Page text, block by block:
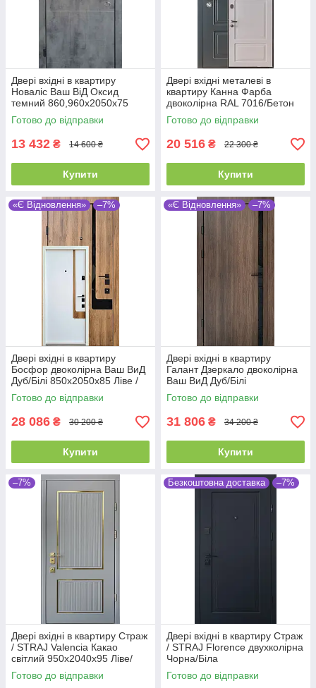
Двері вхідні в квартиру
Новаліс Ваш ВіД Оксид
темний 860,960х2050х75
Ліве/Праве
Готово до відправки
13 432 ₴ 14 600 ₴
Купити
Двері вхідні металеві в
квартиру Канна Фарба
двоколірна RAL 7016/Бетон
крем 850/950х2040х100 Ліве/
Праве
Готово до відправки
20 516 ₴ 22 300 ₴
Купити
«Є Відновлення» –7%
Двері вхідні в квартиру
Босфор двоколірна Ваш ВиД
Дуб/Білі 850х2050х85 Ліве /
Праве
Готово до відправки
28 086 ₴ 30 200 ₴
Купити
«Є Відновлення» –7%
Двері вхідні в квартиру
Галант Дзеркало двоколірна
Ваш ВиД Дуб/Білі
850х2050х85 Ліве /Праве
Готово до відправки
31 806 ₴ 34 200 ₴
Купити
–7%
Двері вхідні в квартиру Страж
/ STRAJ Valencia Какао
світлий 950х2040х95 Ліве/
Праве
Готово до відправки
Безкоштовна доставка –7%
Двері вхідні в квартиру Страж
/ STRAJ Florence двухколірна
Чорна/Біла
850,950х2040х105 Ліве/
Праве
Готово до відправки